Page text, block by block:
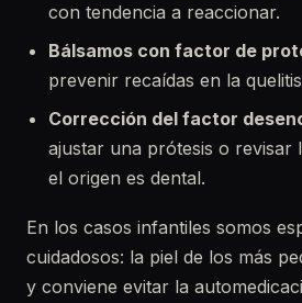
con tendencia a reaccionar.
Bálsamos con factor de
prevenir recaídas en la
Corrección del factor
ajustar una prótesis o revisar
el origen es dental.
En los casos infantiles somos
cuidadosos: la piel de los más
y conviene evitar la